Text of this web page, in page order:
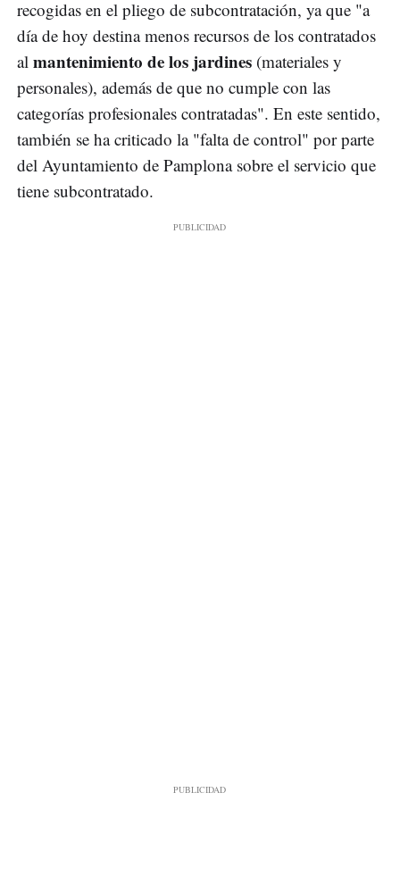
recogidas en el pliego de subcontratación, ya que "a
día de hoy destina menos recursos de los contratados
al mantenimiento de los jardines (materiales y
personales), además de que no cumple con las
categorías profesionales contratadas". En este sentido,
también se ha criticado la "falta de control" por parte
del Ayuntamiento de Pamplona sobre el servicio que
tiene subcontratado.